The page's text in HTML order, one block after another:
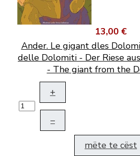
13,00 €
Ander. Le gigant dles
delle Dolomiti - Der Riese
- The giant from the
+
–
mëte te cëst